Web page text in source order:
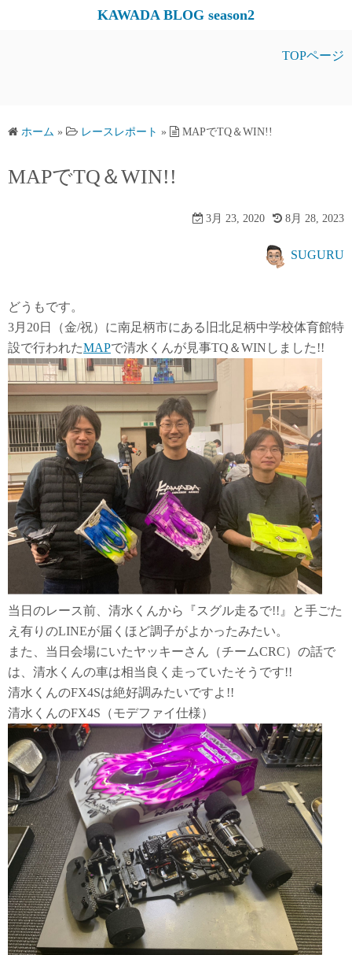
ス
ッ
KAWADA BLOG season2
TOPページ
ホーム » レースレポート » MAPでTQ＆WIN!!
MAPでTQ＆WIN!!
3月 23, 2020 8月 28, 2023
SUGURU
どうもです。
3月20日（金/祝）に南足柄市にある旧北足柄中学校体育館特
設で行われたMAPで清水くんが見事TQ＆WINしました!!
当日のレース前、清水くんから『スグル走るで!!』と手ごた
え有りのLINEが届くほど調子がよかったみたい。
また、当日会場にいたヤッキーさん（チームCRC）の話で
は、清水くんの車は相当良く走っていたそうです!!
清水くんのFX4Sは絶好調みたいですよ!!
清水くんのFX4S（モデファイ仕様）